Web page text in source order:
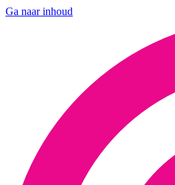
Ga naar inhoud